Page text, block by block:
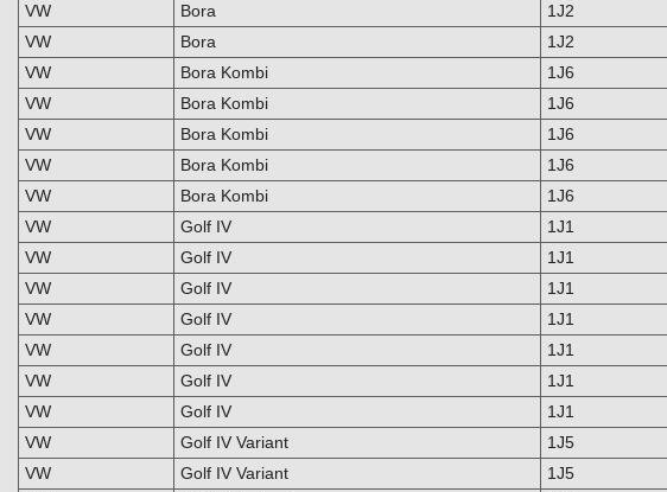
VW
Bora 1J2
VW
Bora 1J2
VW
Bora Kombi 1J6
VW
Bora Kombi 1J6
VW
Bora Kombi 1J6
VW
Bora Kombi 1J6
VW
Bora Kombi 1J6
VW
Golf IV 1J1
VW
Golf IV 1J1
VW
Golf IV 1J1
VW
Golf IV 1J1
VW
Golf IV 1J1
VW
Golf IV 1J1
VW
Golf IV 1J1
VW
Golf IV Variant 1J5
VW
Golf IV Variant 1J5